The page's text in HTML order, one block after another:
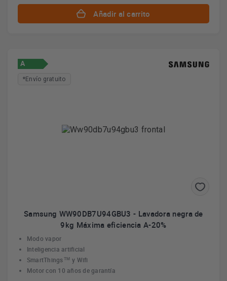
Añadir al carrito
A
*Envío gratuito
Samsung WW90DB7U94GBU3 - Lavadora negra de
9kg Máxima eficiencia A-20%
Modo vapor
Inteligencia artificial
SmartThings™ y Wifi
Motor con 10 años de garantía